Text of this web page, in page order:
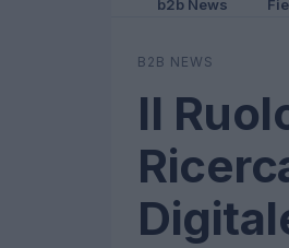
b2b News
B2B NEWS
Il